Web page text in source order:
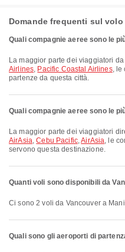
Domande frequenti sul
Quali compagnie aeree sono le
La maggior parte dei viaggiatori
Airlines, Pacific Coastal Airlines, le
partenze da questa città.
Quali compagnie aeree sono le
La maggior parte dei viaggiatori
AirAsia,Cebu Pacific,AirAsia, le
servono questa destinazione.
Quanti voli sono disponibili da
Ci sono 2 voli da Vancouver a
Quali sono gli aeroporti di